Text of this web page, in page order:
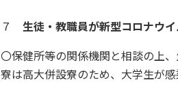
７ 生徒・教職員が新型コロナウ
〇保健所等の関係機関と相談の上
寮は高大併設寮のため、大学生が感